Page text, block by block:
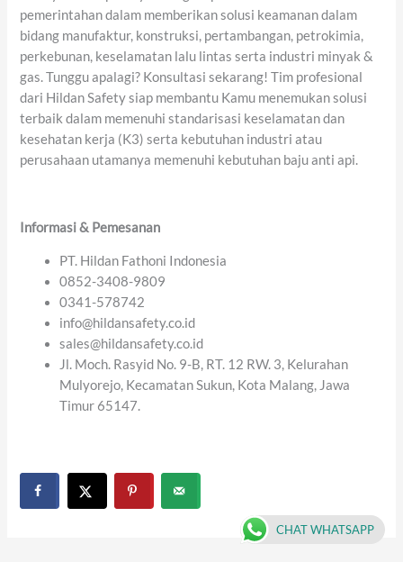
pemerintahan dalam memberikan solusi keamanan dalam
bidang manufaktur, konstruksi, pertambangan, petrokimia,
perkebunan, keselamatan lalu lintas serta industri minyak &
gas. Tunggu apalagi? Konsultasi sekarang! Tim profesional
dari Hildan Safety siap membantu Kamu menemukan solusi
terbaik dalam memenuhi standarisasi keselamatan dan
kesehatan kerja (K3) serta kebutuhan industri atau
perusahaan utamanya memenuhi kebutuhan baju anti api.
Informasi & Pemesanan
PT. Hildan Fathoni Indonesia
0852-3408-9809
0341-578742
info@hildansafety.co.id
sales@hildansafety.co.id
Jl. Moch. Rasyid No. 9-B, RT. 12 RW. 3, Kelurahan
Mulyorejo, Kecamatan Sukun, Kota Malang, Jawa
Timur 65147.
CHAT WHATSAPP